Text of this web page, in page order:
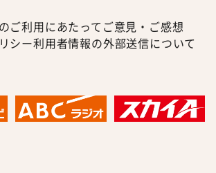
ご利用にあたって ご意見・ご感想
シー利用者情報の外部送信について